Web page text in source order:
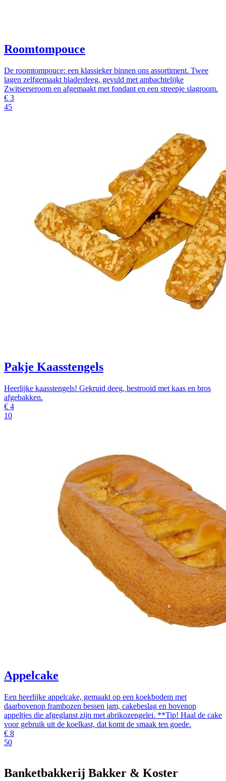
Roomtompouce
De roomtompouce: een klassieker binnen ons assortiment. Twee
lagen zelfgemaakt bladerdeeg, gevuld met ambachtelijke
Zwitserseroom en afgemaakt met fondant en een streepje slagroom.
€ 3
45
Pakje Kaasstengels
Heerlijke kaasstengels! Gekruid deeg, bestrooid met kaas en bros
afgebakken.
€ 4
10
Appelcake
Een heerlijke appelcake, gemaakt op een koekbodem met
daarbovenop frambozen bessen jam, cakebeslag en bovenop
appeltjes die afgeglanst zijn met abrikozengelei. **Tip! Haal de cake
voor gebruik uit de koelkast, dat komt de smaak ten goede.
€ 8
50
Banketbakkerij Bakker & Koster